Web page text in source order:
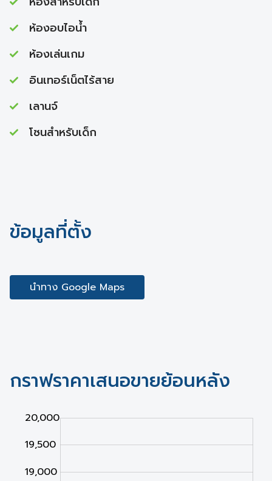
ห้องอบไอนํ้า
ห้องเล่นเกม
อินเทอร์เน็ตไร้สาย
เลานจ์
โซนสำหรับเด็ก
ข้อมูลที่ตั้ง
นำทาง Google Maps
กราฟราคาเสนอขายย้อนหลัง
19,000
19,500
20,000